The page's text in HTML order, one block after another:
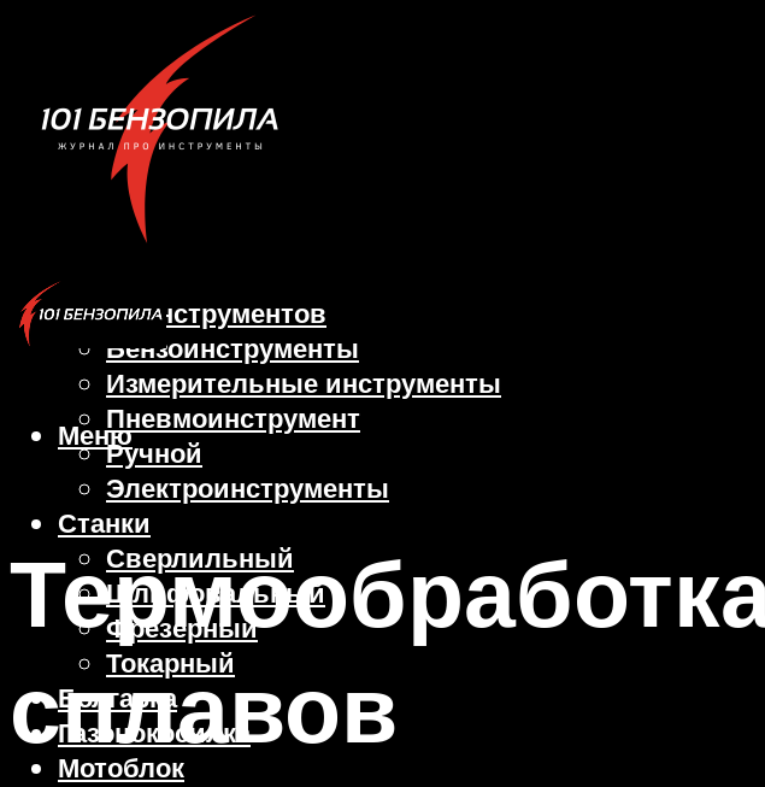
Виды инструментов
Бензоинструменты
Измерительные инструменты
Пневмоинструмент
Ручной
Электроинструменты
Станки
Сверлильный
Шлифовальный
Фрезерный
Токарный
Болгарка
Газонокосилка
Мотоблок
Меню
сплавов